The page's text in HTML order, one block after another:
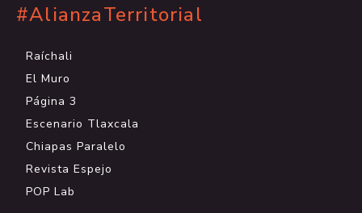
#AlianzaTerritorial
Raíchali
El Muro
Página 3
Escenario Tlaxcala
Chiapas Paralelo
Revista Espejo
POP Lab